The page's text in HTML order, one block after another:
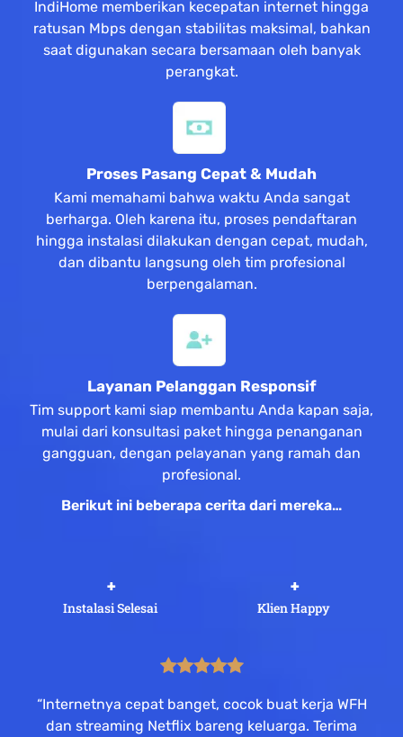
IndiHome memberikan kecepatan internet hingga
ratusan Mbps dengan stabilitas maksimal, bahkan
saat digunakan secara bersamaan oleh banyak
perangkat.
Proses Pasang Cepat & Mudah
Kami memahami bahwa waktu Anda sangat
berharga. Oleh karena itu, proses pendaftaran
hingga instalasi dilakukan dengan cepat, mudah,
dan dibantu langsung oleh tim profesional
berpengalaman.
Layanan Pelanggan Responsif
Tim support kami siap membantu Anda kapan saja,
mulai dari konsultasi paket hingga penanganan
gangguan, dengan pelayanan yang ramah dan
profesional.
Berikut ini beberapa cerita dari mereka…
Instalasi Selesai
+
Klien Happy
+
“Internetnya cepat banget, cocok buat kerja WFH
dan streaming Netflix bareng keluarga. Terima